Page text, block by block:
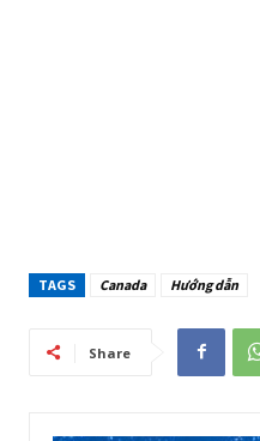
TAGS Canada Hướng dẫn
Share